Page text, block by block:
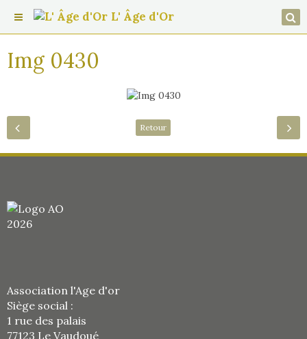
L' Âge d'Or
Img 0430
Retour
Association l'Age d'or
Siège social :
1 rue des palais
77123 Le Vaudoué